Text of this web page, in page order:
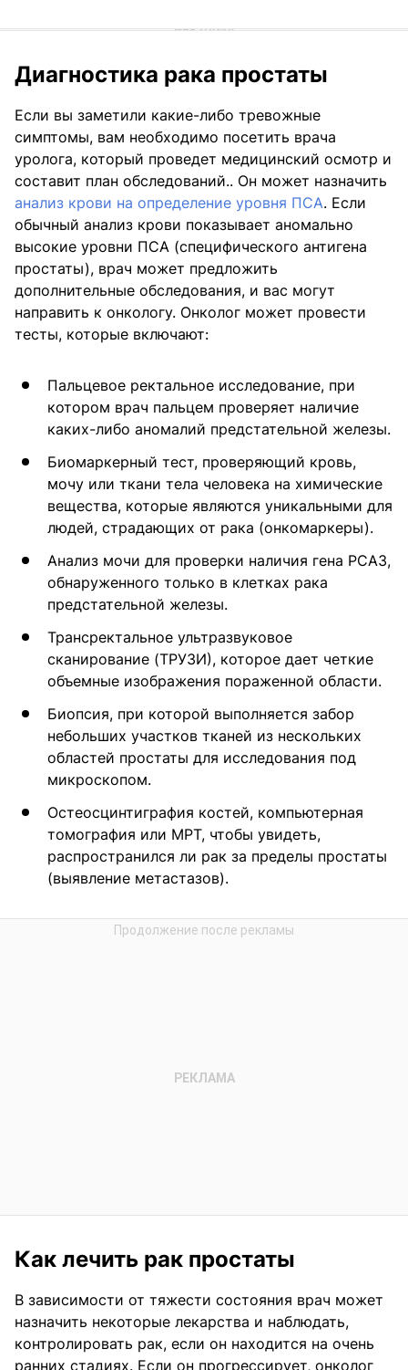
Диагностика рака простаты
Если вы заметили какие-либо тревожные
симптомы, вам необходимо посетить врача
уролога, который проведет медицинский осмотр и
составит план обследований.. Он может назначить
анализ крови на определение уровня ПСА. Если
обычный анализ крови показывает аномально
высокие уровни ПСА (специфического антигена
простаты), врач может предложить
дополнительные обследования, и вас могут
направить к онкологу. Онколог может провести
тесты, которые включают:
Пальцевое ректальное исследование, при
котором врач пальцем проверяет наличие
каких-либо аномалий предстательной железы.
Биомаркерный тест, проверяющий кровь,
мочу или ткани тела человека на химические
вещества, которые являются уникальными для
людей, страдающих от рака (онкомаркеры).
Анализ мочи для проверки наличия гена PCA3,
обнаруженного только в клетках рака
предстательной железы.
Трансректальное ультразвуковое
сканирование (ТРУЗИ), которое дает четкие
объемные изображения пораженной области.
Биопсия, при которой выполняется забор
небольших участков тканей из нескольких
областей простаты для исследования под
микроскопом.
Остеосцинтиграфия костей, компьютерная
томография или МРТ, чтобы увидеть,
распространился ли рак за пределы простаты
(выявление метастазов).
Как лечить рак простаты
В зависимости от тяжести состояния врач может
назначить некоторые лекарства и наблюдать,
контролировать рак, если он находится на очень
ранних стадиях. Если он прогрессирует, онколог